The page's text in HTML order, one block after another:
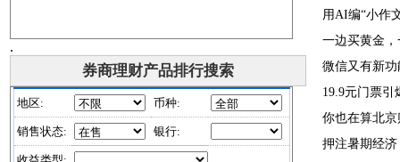
.
券商理财产品排行搜索
用AI编“小作
一边买黄金 ，
微信又有新功
19.9元门 票引
你也在算北京
押注暑期经济